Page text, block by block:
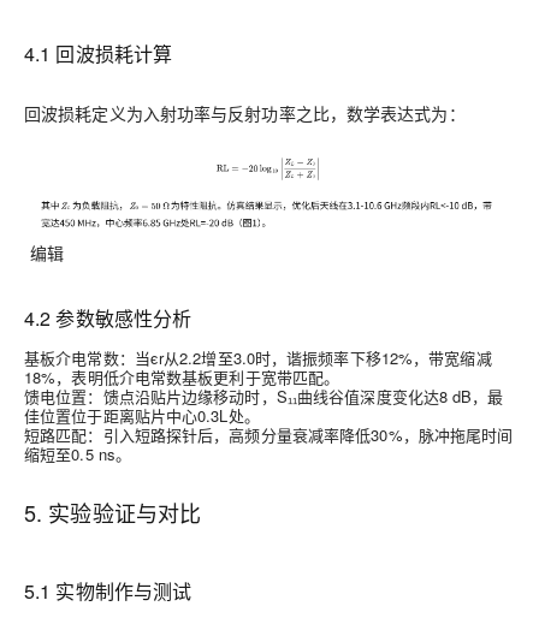
4.1 回波损耗计算
回波损耗定义为入射功率与反射功率之比，数学表达式为：
编辑
4.2 参数敏感性分析
基板介电常数：当ϵr从2.2增至3.0时，谐振频率下移12%，带宽缩减
18%，表明低介电常数基板更利于宽带匹配。
馈电位置：馈点沿贴片边缘移动时，S₁₁曲线谷值深度变化达8 dB，最
佳位置位于距离贴片中心0.3L处。
短路匹配：引入短路探针后，高频分量衰减率降低30%，脉冲拖尾时间
缩短至0.5 ns。
5. 实验验证与对比
5.1 实物制作与测试